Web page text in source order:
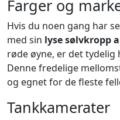
Farger og
Hvis du noen gang har
med sin lyse sølvkropp
røde øyne, er det
Denne fredelige
og egnet for de fleste
Tankkamerater